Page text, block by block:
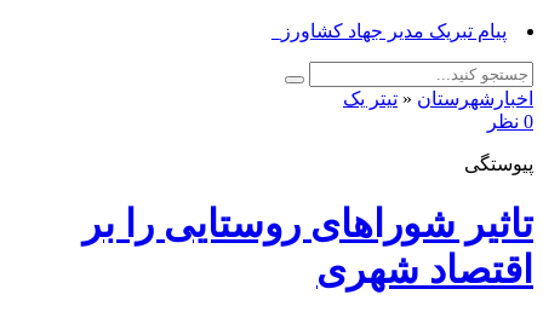
پیام تبریک مدیر جهاد کشاورزی ازنا_
اخبارشهرستان « تیتر یک
0 نظر
پیوستگی
تاثیر شوراهای روستایی را بر
اقتصاد شهری